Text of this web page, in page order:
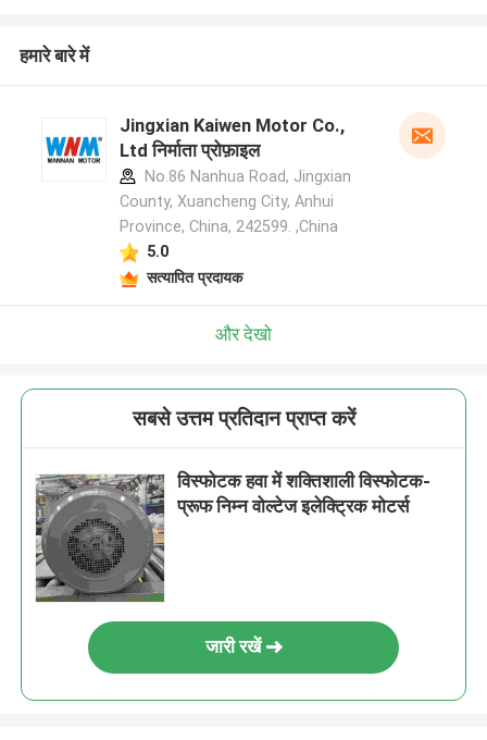
हमारे बारे में
Jingxian Kaiwen Motor Co.,
Ltd निर्माता प्रोफ़ाइल
No.86 Nanhua Road, Jingxian
County, Xuancheng City, Anhui
Province, China, 242599. ,China
5.0
सत्यापित प्रदायक
और देखो
सबसे उत्तम प्रतिदान प्राप्त करें
विस्फोटक हवा में शक्तिशाली विस्फोटक-
प्रूफ निम्न वोल्टेज इलेक्ट्रिक मोटर्स
जारी रखें